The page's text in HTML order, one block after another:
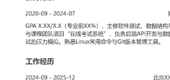
求职意向
工作性质: 全职应聘职位: 测试开发期望工
求职状态: 离职-随时到岗